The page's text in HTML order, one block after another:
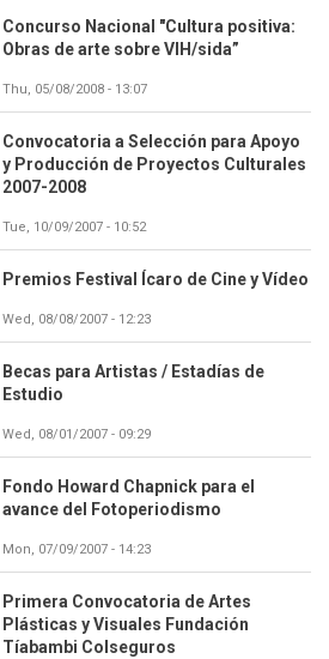
Concurso Nacional "Cultura positiva:
Obras de arte sobre VIH/sida”
Thu, 05/08/2008 - 13:07
Convocatoria a Selección para Apoyo
y Producción de Proyectos Culturales
2007-2008
Tue, 10/09/2007 - 10:52
Premios Festival Ícaro de Cine y Vídeo
Wed, 08/08/2007 - 12:23
Becas para Artistas / Estadías de
Estudio
Wed, 08/01/2007 - 09:29
Fondo Howard Chapnick para el
avance del Fotoperiodismo
Mon, 07/09/2007 - 14:23
Primera Convocatoria de Artes
Plásticas y Visuales Fundación
Tíabambi Colseguros